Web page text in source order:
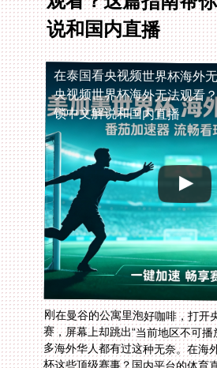
说和国内直播
在泰国看央视频世界杯海外
锁中文解说和国内直播
刚在曼谷的公寓里泡好咖啡，打开
赛，屏幕上却跳出“当前地区不可
多海外华人都有过这种无奈。在海
杯这些顶级赛事？国内平台的体育
只对中国大陆IP开放，哪怕是你最
术分析，都因为地域 barrier 变得
指南会教你用回国加速器突破限制
球，还会提前带你感受2026美加